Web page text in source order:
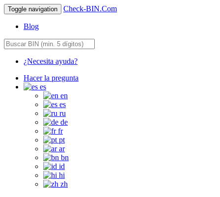
Toggle navigation Check-BIN.Com
Blog
¿Necesita ayuda?
Hacer la pregunta
es
en
es
ru
de
fr
pt
ar
bn
id
hi
zh